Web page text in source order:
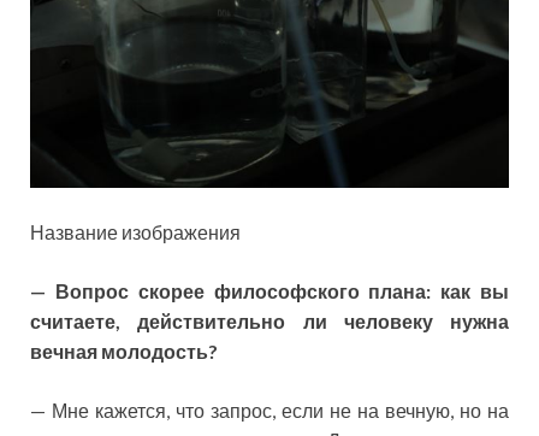
Название изображения
— Вопрос скорее философского плана: как вы
считаете, действительно ли человеку нужна
вечная молодость?
— Мне кажется, что запрос, если не на вечную, но на